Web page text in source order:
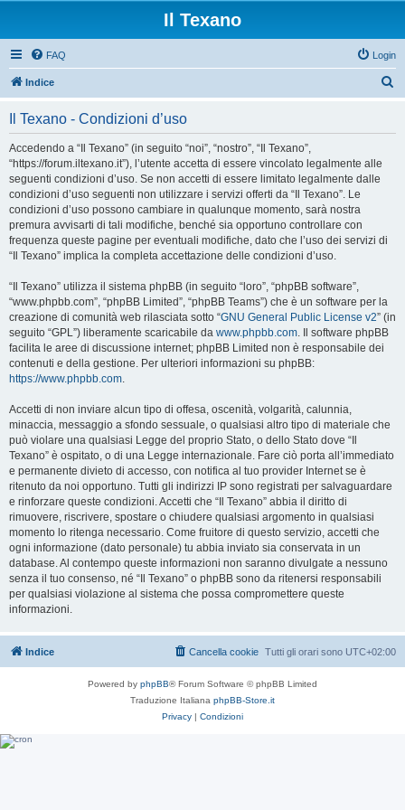
Il Texano
FAQ Login
Indice
Il Texano - Condizioni d’uso
Accedendo a “Il Texano” (in seguito “noi”, “nostro”, “Il Texano”,
“https://forum.iltexano.it”), l’utente accetta di essere vincolato legalmente alle
seguenti condizioni d’uso. Se non accetti di essere limitato legalmente dalle
condizioni d’uso seguenti non utilizzare i servizi offerti da “Il Texano”. Le
condizioni d’uso possono cambiare in qualunque momento, sarà nostra
premura avvisarti di tali modifiche, benché sia opportuno controllare con
frequenza queste pagine per eventuali modifiche, dato che l’uso dei servizi di
“Il Texano” implica la completa accettazione delle condizioni d’uso.
“Il Texano” utilizza il sistema phpBB (in seguito “loro”, “phpBB software”,
“www.phpbb.com”, “phpBB Limited”, “phpBB Teams”) che è un software per la
creazione di comunità web rilasciata sotto “GNU General Public License v2” (in
seguito “GPL”) liberamente scaricabile da www.phpbb.com. Il software phpBB
facilita le aree di discussione internet; phpBB Limited non è responsabile dei
contenuti e della gestione. Per ulteriori informazioni su phpBB:
https://www.phpbb.com.
Accetti di non inviare alcun tipo di offesa, oscenità, volgarità, calunnia,
minaccia, messaggio a sfondo sessuale, o qualsiasi altro tipo di materiale che
può violare una qualsiasi Legge del proprio Stato, o dello Stato dove “Il
Texano” è ospitato, o di una Legge internazionale. Fare ciò porta all’immediato
e permanente divieto di accesso, con notifica al tuo provider Internet se è
ritenuto da noi opportuno. Tutti gli indirizzi IP sono registrati per salvaguardare
e rinforzare queste condizioni. Accetti che “Il Texano” abbia il diritto di
rimuovere, riscrivere, spostare o chiudere qualsiasi argomento in qualsiasi
momento lo ritenga necessario. Come fruitore di questo servizio, accetti che
ogni informazione (dato personale) tu abbia inviato sia conservata in un
database. Al contempo queste informazioni non saranno divulgate a nessuno
senza il tuo consenso, né “Il Texano” o phpBB sono da ritenersi responsabili
per qualsiasi violazione al sistema che possa compromettere queste
informazioni.
Indice Tutti gli orari sono UTC+02:00
Cancella cookie
Powered by phpBB® Forum Software © phpBB Limited
Traduzione Italiana phpBB-Store.it
Privacy | Condizioni